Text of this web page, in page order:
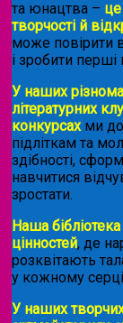
та юнацтва – це
творчості й
може повірити
і зробити перші
У наших
літературних
конкурсахми
підліткам та
здібності,
навчитися
зростати.
Наша
цінностей, де
розквітають
у кожному
У наших творчих